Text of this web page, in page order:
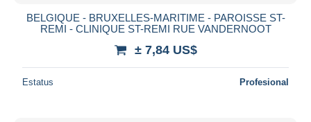
BELGIQUE - BRUXELLES-MARITIME - PAROISSE ST-
REMI - CLINIQUE ST-REMI RUE VANDERNOOT
± 7,84 US$
Estatus Profesional